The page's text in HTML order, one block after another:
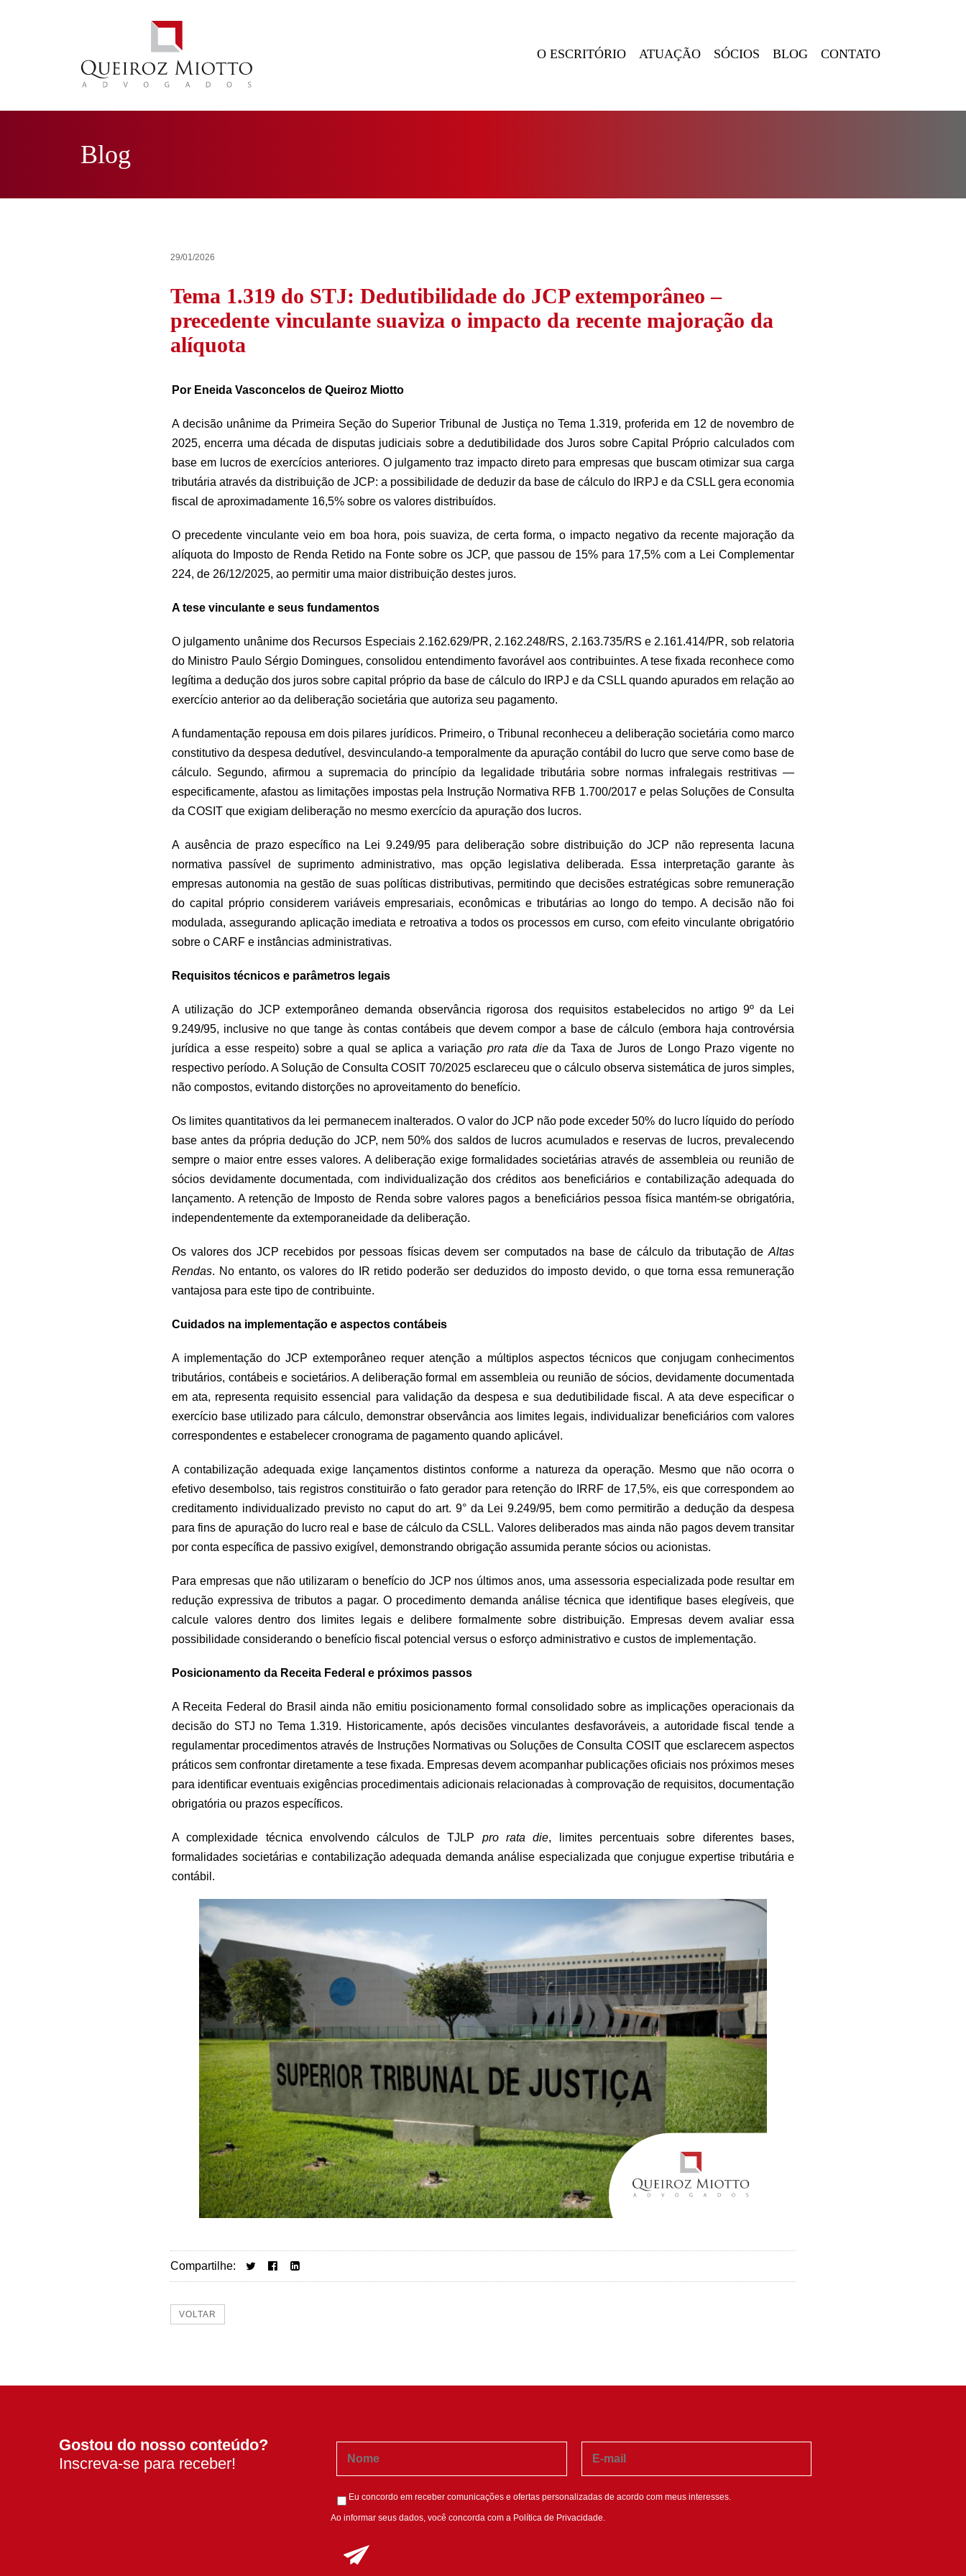
O ESCRITÓRIO ATUAÇÃO SÓCIOS BLOG CONTATO
Blog
29/01/2026
Tema 1.319 do STJ: Dedutibilidade do JCP extemporâneo –
precedente vinculante suaviza o impacto da recente majoração da
alíquota
Por Eneida Vasconcelos de Queiroz Miotto
A decisão unânime da Primeira Seção do Superior Tribunal de Justiça no Tema 1.319, proferida em 12 de novembro de
2025, encerra uma década de disputas judiciais sobre a dedutibilidade dos Juros sobre Capital Próprio calculados com
base em lucros de exercícios anteriores. O julgamento traz impacto direto para empresas que buscam otimizar sua carga
tributária através da distribuição de JCP: a possibilidade de deduzir da base de cálculo do IRPJ e da CSLL gera economia
fiscal de aproximadamente 16,5% sobre os valores distribuídos.
O precedente vinculante veio em boa hora, pois suaviza, de certa forma, o impacto negativo da recente majoração da
alíquota do Imposto de Renda Retido na Fonte sobre os JCP, que passou de 15% para 17,5% com a Lei Complementar
224, de 26/12/2025, ao permitir uma maior distribuição destes juros.
A tese vinculante e seus fundamentos
O julgamento unânime dos Recursos Especiais 2.162.629/PR, 2.162.248/RS, 2.163.735/RS e 2.161.414/PR, sob relatoria
do Ministro Paulo Sérgio Domingues, consolidou entendimento favorável aos contribuintes. A tese fixada reconhece como
legítima a dedução dos juros sobre capital próprio da base de cálculo do IRPJ e da CSLL quando apurados em relação ao
exercício anterior ao da deliberação societária que autoriza seu pagamento.
A fundamentação repousa em dois pilares jurídicos. Primeiro, o Tribunal reconheceu a deliberação societária como marco
constitutivo da despesa dedutível, desvinculando-a temporalmente da apuração contábil do lucro que serve como base de
cálculo. Segundo, afirmou a supremacia do princípio da legalidade tributária sobre normas infralegais restritivas —
especificamente, afastou as limitações impostas pela Instrução Normativa RFB 1.700/2017 e pelas Soluções de Consulta
da COSIT que exigiam deliberação no mesmo exercício da apuração dos lucros.
A ausência de prazo específico na Lei 9.249/95 para deliberação sobre distribuição do JCP não representa lacuna
normativa passível de suprimento administrativo, mas opção legislativa deliberada. Essa interpretação garante às
empresas autonomia na gestão de suas políticas distributivas, permitindo que decisões estratégicas sobre remuneração
do capital próprio considerem variáveis empresariais, econômicas e tributárias ao longo do tempo. A decisão não foi
modulada, assegurando aplicação imediata e retroativa a todos os processos em curso, com efeito vinculante obrigatório
sobre o CARF e instâncias administrativas.
Requisitos técnicos e parâmetros legais
A utilização do JCP extemporâneo demanda observância rigorosa dos requisitos estabelecidos no artigo 9º da Lei
9.249/95, inclusive no que tange às contas contábeis que devem compor a base de cálculo (embora haja controvérsia
jurídica a esse respeito) sobre a qual se aplica a variação pro rata dieda Taxa de Juros de Longo Prazo vigente no
respectivo período. A Solução de Consulta COSIT 70/2025 esclareceu que o cálculo observa sistemática de juros simples,
não compostos, evitando distorções no aproveitamento do benefício.
Os limites quantitativos da lei permanecem inalterados. O valor do JCP não pode exceder 50% do lucro líquido do período
base antes da própria dedução do JCP, nem 50% dos saldos de lucros acumulados e reservas de lucros, prevalecendo
sempre o maior entre esses valores. A deliberação exige formalidades societárias através de assembleia ou reunião de
sócios devidamente documentada, com individualização dos créditos aos beneficiários e contabilização adequada do
lançamento. A retenção de Imposto de Renda sobre valores pagos a beneficiários pessoa física mantém-se obrigatória,
independentemente da extemporaneidade da deliberação.
Os valores dos JCP recebidos por pessoas físicas devem ser computados na base de cálculo da tributação de Altas
Rendas. No entanto, os valores do IR retido poderão ser deduzidos do imposto devido, o que torna essa remuneração
vantajosa para este tipo de contribuinte.
Cuidados na implementação e aspectos contábeis
A implementação do JCP extemporâneo requer atenção a múltiplos aspectos técnicos que conjugam conhecimentos
tributários, contábeis e societários. A deliberação formal em assembleia ou reunião de sócios, devidamente documentada
em ata, representa requisito essencial para validação da despesa e sua dedutibilidade fiscal. A ata deve especificar o
exercício base utilizado para cálculo, demonstrar observância aos limites legais, individualizar beneficiários com valores
correspondentes e estabelecer cronograma de pagamento quando aplicável.
A contabilização adequada exige lançamentos distintos conforme a natureza da operação. Mesmo que não ocorra o
efetivo desembolso, tais registros constituirão o fato gerador para retenção do IRRF de 17,5%, eis que correspondem ao
creditamento individualizado previsto no caput do art. 9° da Lei 9.249/95, bem como permitirão a dedução da despesa
para fins de apuração do lucro real e base de cálculo da CSLL. Valores deliberados mas ainda não pagos devem transitar
por conta específica de passivo exigível, demonstrando obrigação assumida perante sócios ou acionistas.
Para empresas que não utilizaram o benefício do JCP nos últimos anos, uma assessoria especializada pode resultar em
redução expressiva de tributos a pagar. O procedimento demanda análise técnica que identifique bases elegíveis, que
calcule valores dentro dos limites legais e delibere formalmente sobre distribuição. Empresas devem avaliar essa
possibilidade considerando o benefício fiscal potencial versus o esforço administrativo e custos de implementação.
Posicionamento da Receita Federal e próximos passos
A Receita Federal do Brasil ainda não emitiu posicionamento formal consolidado sobre as implicações operacionais da
decisão do STJ no Tema 1.319. Historicamente, após decisões vinculantes desfavoráveis, a autoridade fiscal tende a
regulamentar procedimentos através de Instruções Normativas ou Soluções de Consulta COSIT que esclarecem aspectos
práticos sem confrontar diretamente a tese fixada. Empresas devem acompanhar publicações oficiais nos próximos meses
para identificar eventuais exigências procedimentais adicionais relacionadas à comprovação de requisitos, documentação
obrigatória ou prazos específicos.
A complexidade técnica envolvendo cálculos de TJLP pro rata die, limites percentuais sobre diferentes bases,
formalidades societárias e contabilização adequada demanda análise especializada que conjugue expertise tributária e
contábil.
Compartilhe:
VOLTAR
Gostou do nosso conteúdo?
Inscreva-se para receber!
Eu concordo em receber comunicações e ofertas personalizadas de acordo com meus interesses.
Ao informar seus dados, você concorda com a Política de Privacidade.